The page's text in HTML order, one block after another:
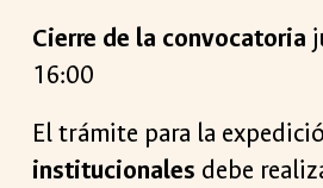
Cierre de la convocatoria
16:00
El trámite para la
institucionales debe